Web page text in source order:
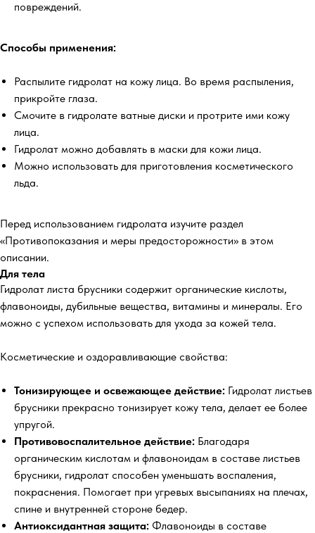
повреждений.
Способы применения:
Распылите гидролат на кожу лица. Во время распыления,
прикройте глаза.
Смочите в гидролате ватные диски и протрите ими кожу
лица.
Гидролат можно добавлять в маски для кожи лица.
Можно использовать для приготовления косметического
льда.
Перед использованием гидролата изучите раздел
«Противопоказания и меры предосторожности» в этом
описании.
Для тела
Гидролат листа брусники содержит органические кислоты,
флавоноиды, дубильные вещества, витамины и минералы. Его
можно с успехом использовать для ухода за кожей тела.
Косметические и оздоравливающие свойства:
Тонизирующее и освежающее действие: Гидролат листьев
брусники прекрасно тонизирует кожу тела, делает ее более
упругой.
Противовоспалительное действие: Благодаря
органическим кислотам и флавоноидам в составе листьев
брусники, гидролат способен уменьшать воспаления,
покраснения. Помогает при угревых высыпаниях на плечах,
спине и внутренней стороне бедер.
Антиоксидантная защита: Флавоноиды в составе